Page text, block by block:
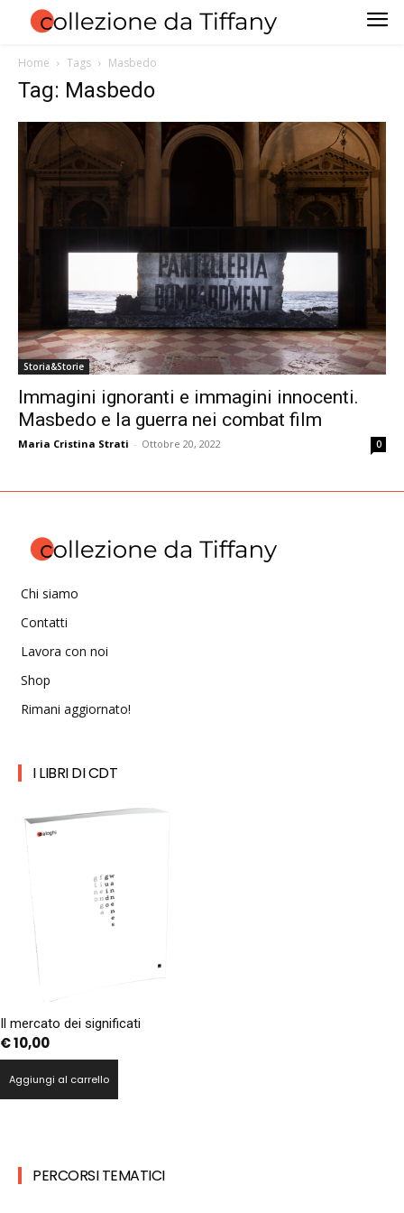
Home Tags Masbedo
Tag: Masbedo
Storia&Storie
Immagini ignoranti e immagini innocenti.
Masbedo e la guerra nei combat film
Maria Cristina Strati - Ottobre 20, 2022 0
Chi siamo
Contatti
Lavora con noi
Shop
Rimani aggiornato!
I LIBRI DI CDT
Il mercato dei significati
€10,00
Aggiungi al carrello
PERCORSI TEMATICI